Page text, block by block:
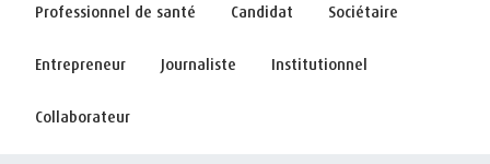
Professionnel de santé Candidat Sociétaire
Entrepreneur Journaliste Institutionnel
Collaborateur